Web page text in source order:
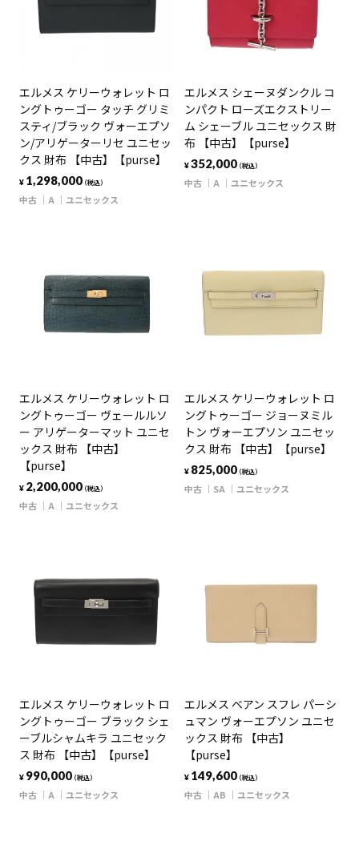
エルメス ケリーウォレット ロ
ングトゥーゴー タッチ グリミ
スティ/ブラック ヴォーエプソ
ン/アリゲーターリセ ユニセッ
クス 財布 【中古】【purse】
¥ 1,298,000（税込）
中古 A ユニセックス
エルメス シェーヌダンクル コ
ンパクト ローズエクストリー
ム シェーブル ユニセックス 財
布 【中古】【purse】
¥352,000（税込）
中古 A ユニセックス
エルメス ケリーウォレット ロ
ングトゥーゴー ヴェールルソ
ー アリゲーターマット ユニセ
ックス 財布 【中古】
【purse】
¥ 2,200,000（税込）
中古 A ユニセックス
エルメス ケリーウォレット ロ
ングトゥーゴー ジョーヌミル
トン ヴォーエプソン ユニセッ
クス 財布 【中古】【purse】
¥ 825,000（税込）
中古 SA ユニセックス
エルメス ケリーウォレット ロ
ングトゥーゴー ブラック シェ
ーブルシャムキラ ユニセック
ス 財布 【中古】【purse】
¥ 990,000（税込）
中古 A ユニセックス
エルメス ベアン スフレ パーシ
ュマン ヴォーエプソン ユニセ
ックス 財布 【中古】
【purse】
¥ 149,600（税込）
中古 AB ユニセックス